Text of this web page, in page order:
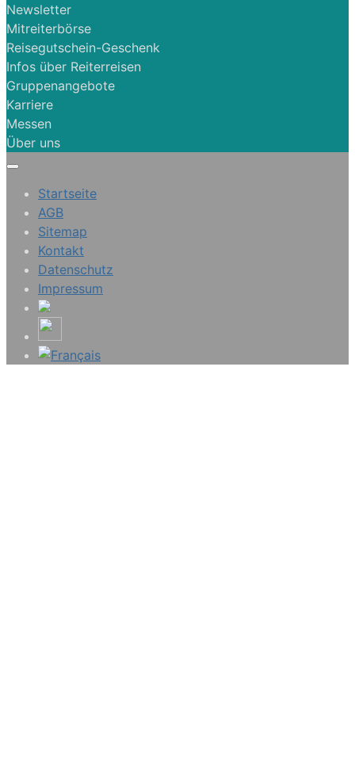
Newsletter
Mitreiterbörse
Reisegutschein-Geschenk
Infos über Reiterreisen
Gruppenangebote
Karriere
Messen
Über uns
Startseite
AGB
Sitemap
Kontakt
Datenschutz
Impressum